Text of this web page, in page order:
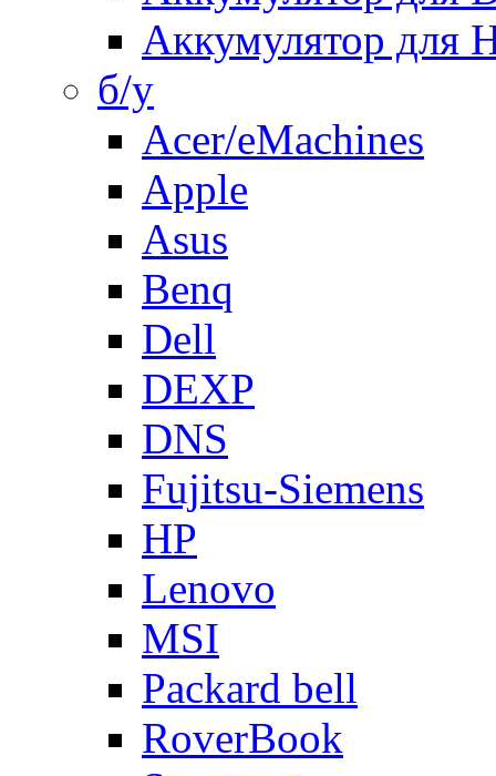
Аккумулятор для
б/у
Acer/eMachines
Apple
Asus
Benq
Dell
DEXP
DNS
Fujitsu-Siemens
HP
Lenovo
MSI
Packard bell
RoverBook